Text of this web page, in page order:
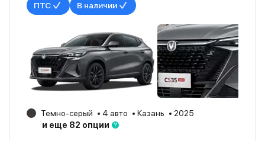
ПТС В наличии
Темно-серый 4 авто Казань
2025
и еще 82 опции